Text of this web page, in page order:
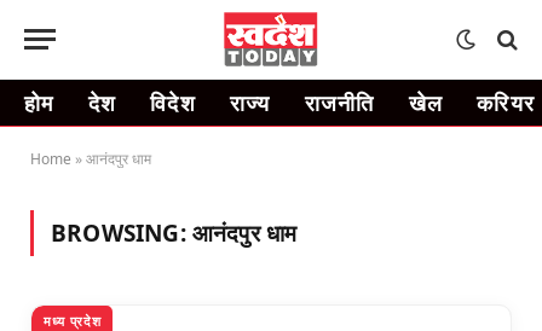
होम देश विदेश राज्य राजनीति खेल करियर
Home »आनंदपुर धाम
BROWSING:आनंदपुर धाम
मध्य प्रदेश